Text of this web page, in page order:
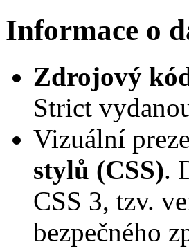
Informace o
Zdrojový
Strict
Vizuální
stylů (CSS).
CSS 3, tzv.
bezpečného